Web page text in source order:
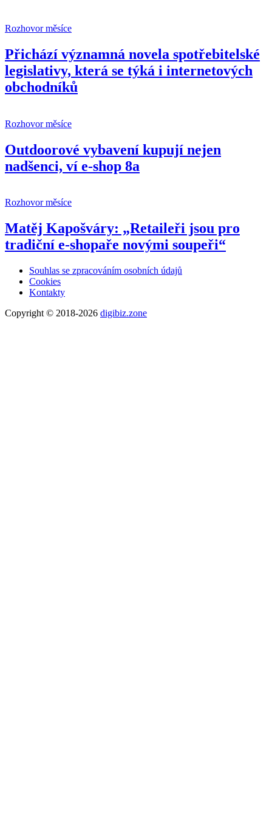
Rozhovor měsíce
Přichází významná novela spotřebitelské
legislativy, která se týká i internetových
obchodníků
Rozhovor měsíce
Outdoorové vybavení kupují nejen
nadšenci, ví e-shop 8a
Rozhovor měsíce
Matěj Kapošváry: „Retaileři jsou pro
tradiční e-shopaře novými soupeři“
Souhlas se zpracováním osobních údajů
Cookies
Kontakty
Copyright © 2018-2026 digibiz.zone